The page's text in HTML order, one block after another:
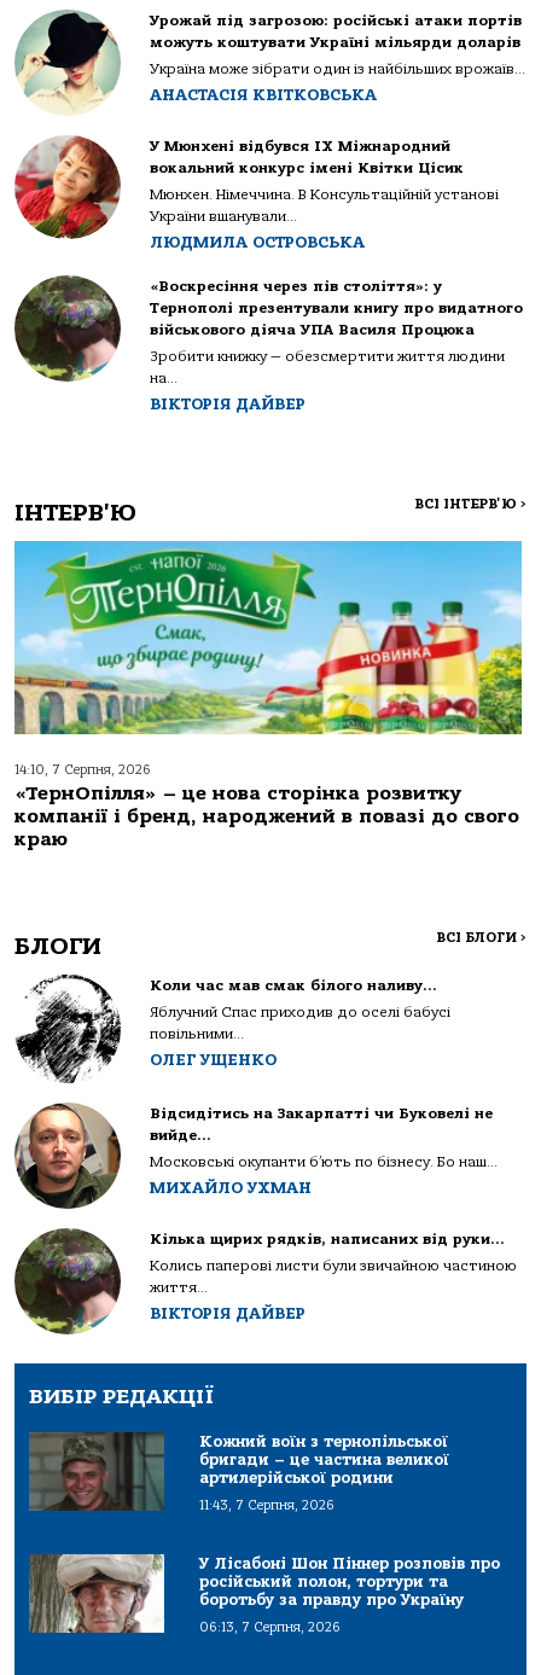
Урожай під загрозою: російські атаки портів
можуть коштувати Україні мільярди доларів
Україна може зібрати один із найбільших врожаїв...
АНАСТАСІЯ КВІТКОВСЬКА
У Мюнхені відбувся IX Міжнародний
вокальний конкурс імені Квітки Цісик
Мюнхен. Німеччина. В Консультаційній установі
України вшанували...
ЛЮДМИЛА ОСТРОВСЬКА
«Воскресіння через пів століття»: у
Тернополі презентували книгу про видатного
військового діяча УПА Василя Процюка
Зробити книжку — обезсмертити життя людини
на...
ВІКТОРІЯ ДАЙВЕР
ІНТЕРВ'Ю ВСІ ІНТЕРВ'Ю >
14:10, 7 Серпня, 2026
«ТернОпілля» – це нова сторінка розвитку
компанії і бренд, народжений в повазі до свого
краю
БЛОГИ ВСІ БЛОГИ >
Коли час мав смак білого наливу…
Яблучний Спас приходив до оселі бабусі
повільними...
ОЛЕГ УЩЕНКО
Відсидітись на Закарпатті чи Буковелі не
вийде…
Московські окупанти б’ють по бізнесу. Бо наш...
МИХАЙЛО УХМАН
Кілька щирих рядків, написаних від руки…
Колись паперові листи були звичайною частиною
життя...
ВІКТОРІЯ ДАЙВЕР
ВИБІР РЕДАКЦІЇ
Кожний воїн з тернопільської
бригади – це частина великої
артилерійської родини
11:43, 7 Серпня, 2026
У Лісабоні Шон Піннер розповів про
російський полон, тортури та
боротьбу за правду про Україну
06:13, 7 Серпня, 2026